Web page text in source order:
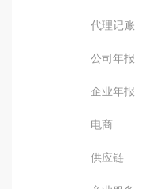
代理记账
公司年报
企业年报
电商
供应链